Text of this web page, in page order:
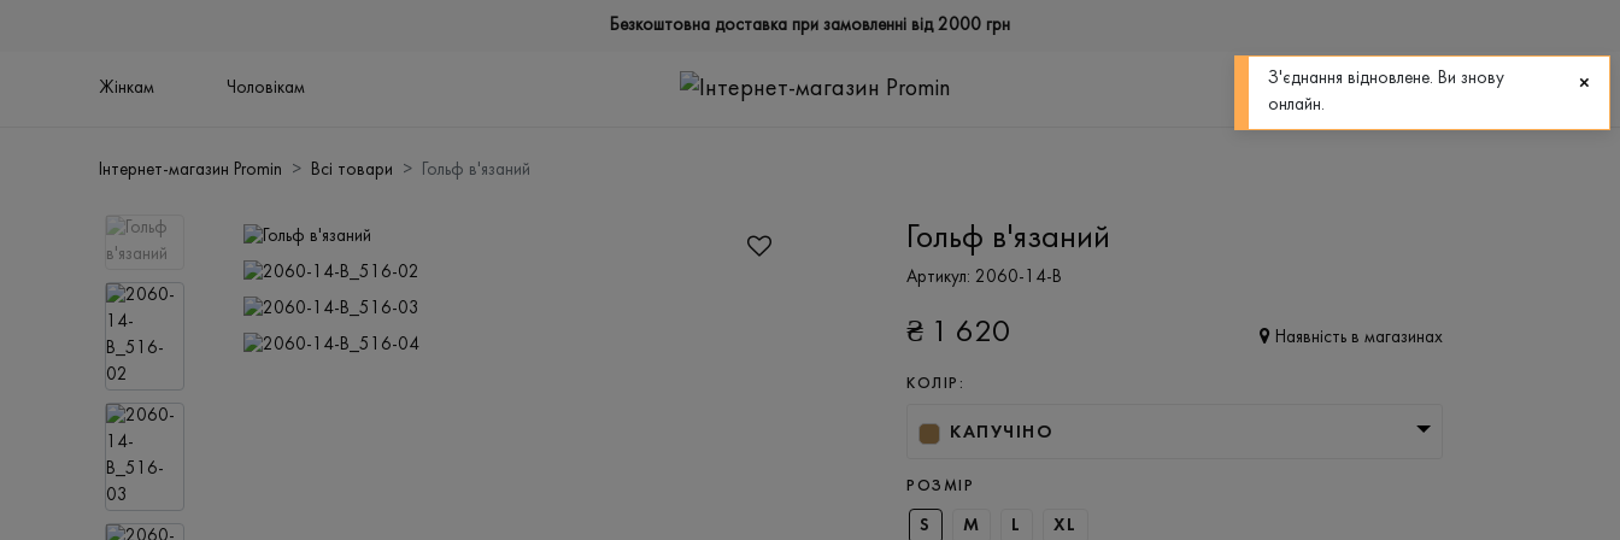
Безкоштовна доставка при замовленні від 2000 грн
Жінкам Чоловікам
0
Інтернет-магазин Promin Всі товари Гольф в'язаний
Гольф в'язаний
Артикул: 2060-14-B
₴ 1 620 Наявність в магазинах
КОЛІР:
КАПУЧІНО
РОЗМІР
S M L XL
З'єднання відновлене. Ви знову
онлайн.